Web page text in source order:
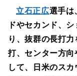
立石正広選手は
ドやセカンド、
り、抜群の長打
打、センター方向
して、日米のス